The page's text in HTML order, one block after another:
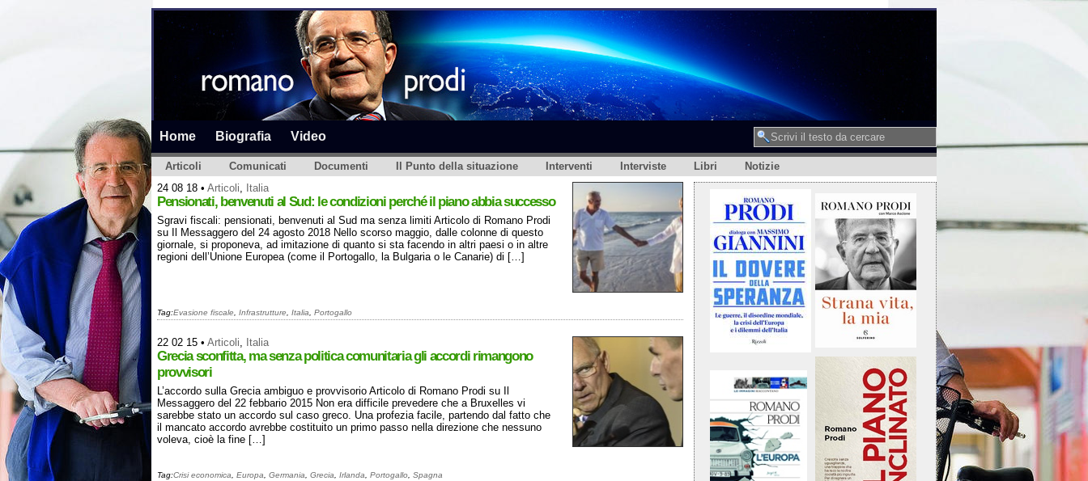
Home Biografia Video
Articoli Comunicati Documenti Il Punto della situazione Interventi Interviste Libri
Notizie
24 08 18 • Articoli, Italia
Pensionati, benvenuti al Sud: le condizioni perché il piano abbia successo
Sgravi fiscali: pensionati, benvenuti al Sud ma senza limiti Articolo di Romano Prodi
su Il Messaggero del 24 agosto 2018 Nello scorso maggio, dalle colonne di questo
giornale, si proponeva, ad imitazione di quanto si sta facendo in altri paesi o in altre
regioni dell’Unione Europea (come il Portogallo, la Bulgaria o le Canarie) di […]
Tag:Evasione fiscale Infrastrutture Italia Portogallo
22 02 15 • Articoli, Italia
Grecia sconfitta, ma senza politica comunitaria gli accordi rimangono
provvisori
L’accordo sulla Grecia ambiguo e provvisorio Articolo di Romano Prodi su Il
Messaggero del 22 febbario 2015 Non era difficile prevedere che a Bruxelles vi
sarebbe stato un accordo sul caso greco. Una profezia facile, partendo dal fatto che
il mancato accordo avrebbe costituito un primo passo nella direzione che nessuno
voleva, cioè la fine […]
Tag:Crisi economica Europa Germania Grecia Irlanda Portogallo Spagna